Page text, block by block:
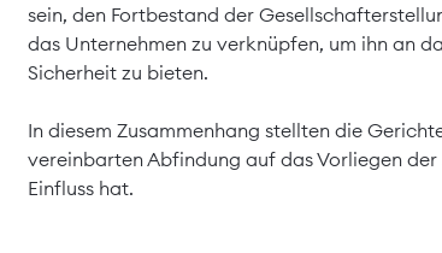
sein, den Fortbestand der
das Unternehmen zu verknüpfen, um ihn an
Sicherheit zu bieten.
In diesem Zusammenhang stellten die
vereinbarten Abfindung auf das Vorliegen
Einfluss hat.